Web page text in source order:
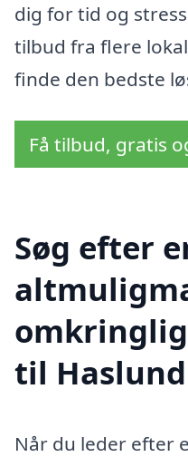
dig for tid og
tilbud fra flere
finde den bedste
Få tilbud, gratis
Søg efter
til Haslund
Når du leder efter